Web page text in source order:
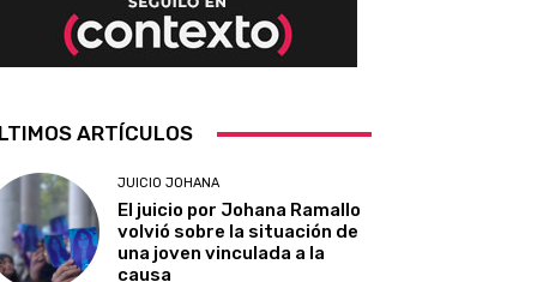
ARTÍCULOS
JUICIO JOHANA
El juicio por Johana Ramallo
volvió sobre la situación de
una joven vinculada a la
causa